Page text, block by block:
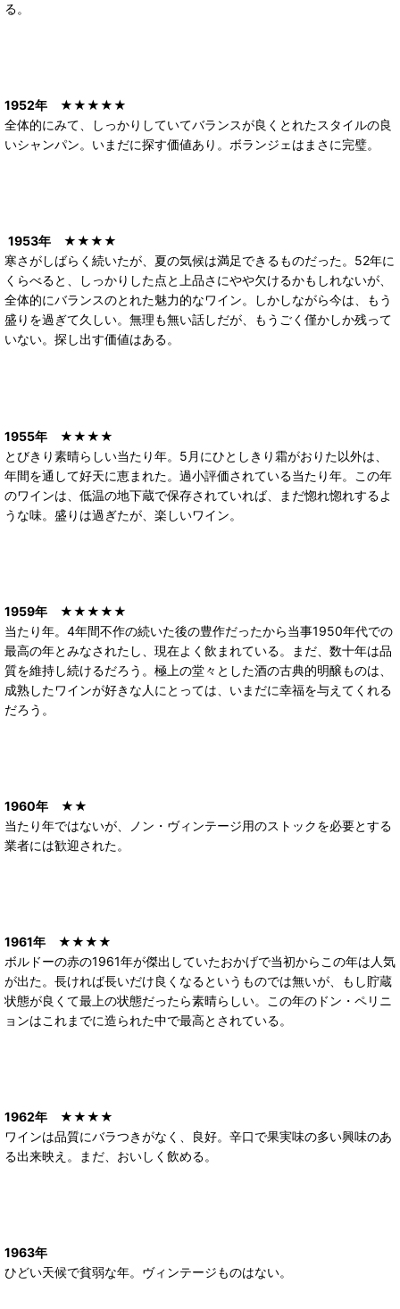
る。
1952年 ★★★★★
全体的にみて、しっかりしていてバランスが良くとれたスタイルの良
いシャンパン。いまだに探す価値あり。ボランジェはまさに完璧。
1953年 ★★★★
寒さがしばらく続いたが、夏の気候は満足できるものだった。52年に
くらべると、しっかりした点と上品さにやや欠けるかもしれないが、
全体的にバランスのとれた魅力的なワイン。しかしながら今は、もう
盛りを過ぎて久しい。無理も無い話しだが、もうごく僅かしか残って
いない。探し出す価値はある。
1955年 ★★★★
とびきり素晴らしい当たり年。5月にひとしきり霜がおりた以外は、
年間を通して好天に恵まれた。過小評価されている当たり年。この年
のワインは、低温の地下蔵で保存されていれば、まだ惚れ惚れするよ
うな味。盛りは過ぎたが、楽しいワイン。
1959年 ★★★★★
当たり年。4年間不作の続いた後の豊作だったから当事1950年代での
最高の年とみなされたし、現在よく飲まれている。まだ、数十年は品
質を維持し続けるだろう。極上の堂々とした酒の古典的明醸ものは、
成熟したワインが好きな人にとっては、いまだに幸福を与えてくれる
だろう。
1960年 ★★
当たり年ではないが、ノン・ヴィンテージ用のストックを必要とする
業者には歓迎された。
1961年 ★★★★
ボルドーの赤の1961年が傑出していたおかげで当初からこの年は人気
が出た。長ければ長いだけ良くなるというものでは無いが、もし貯蔵
状態が良くて最上の状態だったら素晴らしい。この年のドン・ペリニ
ョンはこれまでに造られた中で最高とされている。
1962年 ★★★★
ワインは品質にバラつきがなく、良好。辛口で果実味の多い興味のあ
る出来映え。まだ、おいしく飲める。
1963年
ひどい天候で貧弱な年。ヴィンテージものはない。